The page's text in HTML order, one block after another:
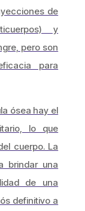
de
y
pero son
para
ósea hay el
lo que
cuerpo. La
brindar una
de una
definitivo a